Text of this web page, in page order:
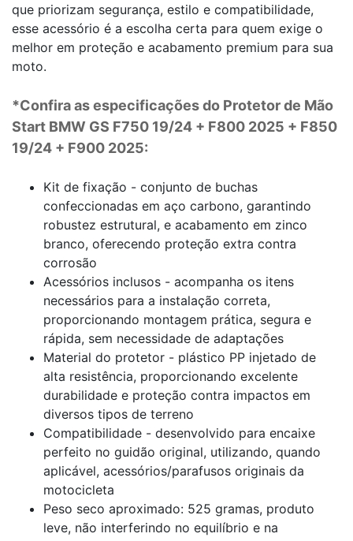
que priorizam segurança, estilo e compatibilidade,
esse acessório é a escolha certa para quem exige o
melhor em proteção e acabamento premium para sua
moto.
*Confira as especificações do Protetor de Mão
Start BMW GS F750 19/24 + F800 2025 + F850
19/24 + F900 2025:
Kit de fixação - conjunto de buchas
confeccionadas em aço carbono, garantindo
robustez estrutural, e acabamento em zinco
branco, oferecendo proteção extra contra
corrosão
Acessórios inclusos - acompanha os itens
necessários para a instalação correta,
proporcionando montagem prática, segura e
rápida, sem necessidade de adaptações
Material do protetor - plástico PP injetado de
alta resistência, proporcionando excelente
durabilidade e proteção contra impactos em
diversos tipos de terreno
Compatibilidade - desenvolvido para encaixe
perfeito no guidão original, utilizando, quando
aplicável, acessórios/parafusos originais da
motocicleta
Peso seco aproximado: 525 gramas, produto
leve, não interferindo no equilíbrio e na